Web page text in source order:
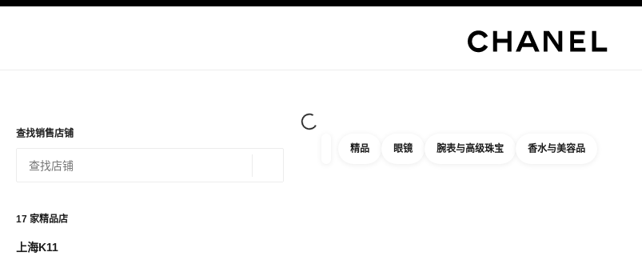
查找销售店铺
17 家精品店
查看筛选条件
上海K11
筛选条件
筛选结果依据：
精品 眼镜 腕表与高级珠宝 香水与美容品